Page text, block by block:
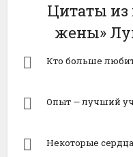
Цитаты из
жены»
Кто больше
Опыт — лучший
Некоторые